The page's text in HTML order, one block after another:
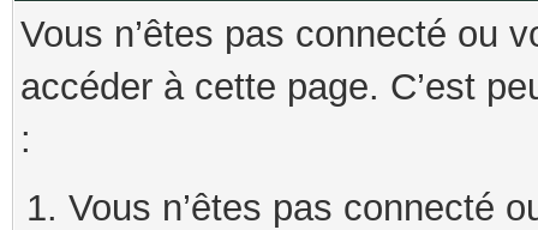
Vous n’êtes pas connecté ou
accéder à cette page. C’est
:
Vous n’êtes pas connecté